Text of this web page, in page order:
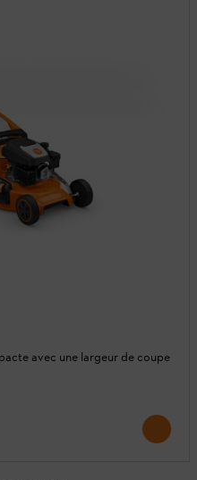
avec une largeur de coupe